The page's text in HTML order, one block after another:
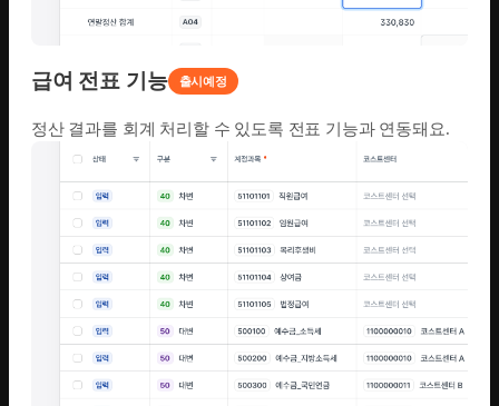
급여 전표 기능 출시예정
정산 결과를 회계 처리할 수 있도록 전표 기능과 연동돼요.